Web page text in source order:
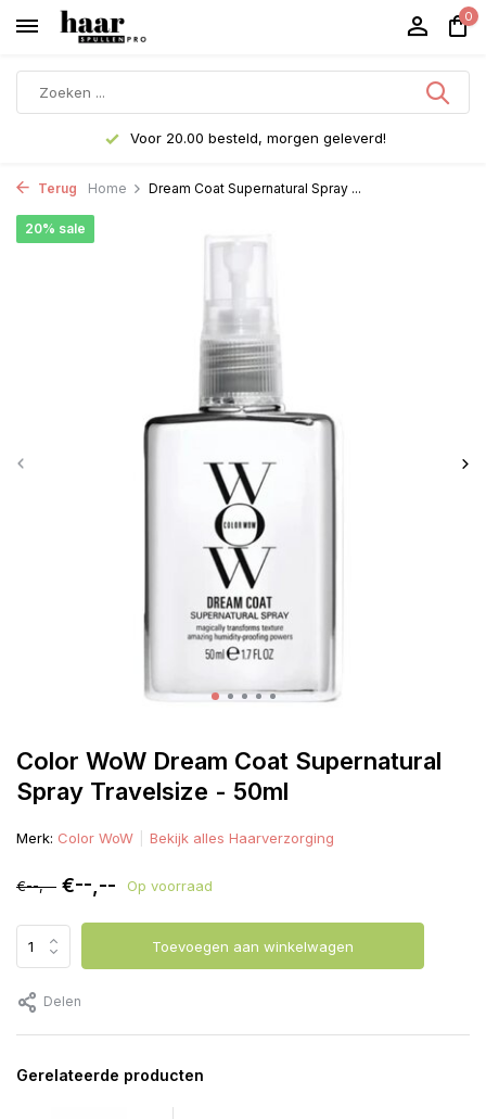
0
Voor 20.00 besteld, morgen geleverd!
Terug Home Dream Coat Supernatural Spray ...
Color WoW Dream Coat Supernatural
Spray Travelsize - 50ml
20% sale
Merk: Color WoW Bekijk alles Haarverzorging
€--,-- €--,-- Op voorraad
Toevoegen aan winkelwagen
Delen
Gerelateerde producten